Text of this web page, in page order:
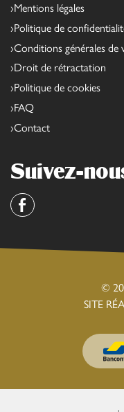
Mentions légales
Politique de
Conditions générales de
Droit de rétractation
Politique de cookies
FAQ
Contact
Suivez-
Facebook
©
SITE